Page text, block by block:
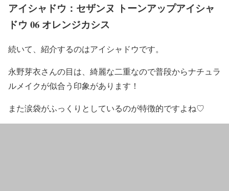
アイシャドウ：セザンヌ トーンアップアイシャ
ドウ 06 オレンジカシス
続いて、紹介するのはアイシャドウです。
永野芽衣さんの目は、 綺麗な二重なので普段からナチュラ
ルメイクが似合う印象があります！
また涙袋がふっくり としているのが特徴的ですよね♡